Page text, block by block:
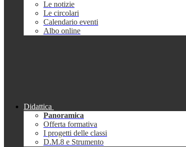
Le notizie
Le circolari
Calendario eventi
Albo online
Didattica
Panoramica
Offerta formativa
I progetti delle classi
D.M.8 e Strumento